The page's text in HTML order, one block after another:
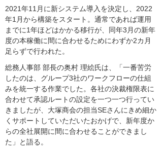
2021年11月に新システム導入を決定し、2022
年1月から構築をスタート。通常であれば運用
までに1年ほどはかかる移行が、同年3月の新年
度の本稼働に間に合わせるためにわずか2カ月
足らずで行われた。
総務人事部 部長の奥村 理絵氏は、「一番苦労
したのは、グループ3社のワークフローの仕組
みを統一する作業でした。各社の決裁権限表に
合わせて承認ルートの設定を一つ一つ行ってい
きましたが、大塚商会の担当SEさんにきめ細か
くサポートしていただいたおかげで、新年度か
らの全社展開に間に合わせることができまし
た」と語る。